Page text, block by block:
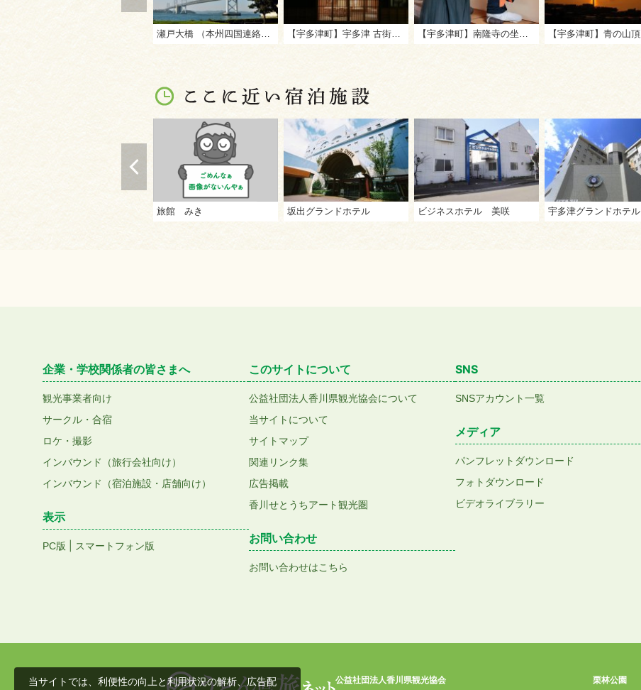
旅館 みき 坂出グランドホテル ビジネスホテル 美咲 宇多津グランドホテル
企業・学校関係者の皆さまへ
観光事業者向け
サークル・合宿
ロケ・撮影
インバウンド（旅行会社向け）
インバウンド（宿泊施設・店舗向け）
表示
PC版 スマートフォン版
このサイトについて
公益社団法人香川県観光協会について
当サイトについて
サイトマップ
関連リンク集
広告掲載
香川せとうちアート観光圏
お問い合わせ
お問い合わせはこちら
SNS
SNSアカウント一覧
メディア
パンフレットダウンロード
フォトダウンロード
ビデオライブラリー
公益社団法人香川県観光協会 栗林公園
当サイトでは、利便性の向上と利用状況の解析、広告配